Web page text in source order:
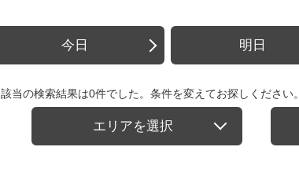
今日 明日
該当の検索結果は0件でした。条件を変えてお探しください。
エリアを選択